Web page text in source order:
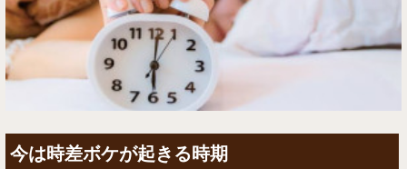
今は時差ボケが起きる時期